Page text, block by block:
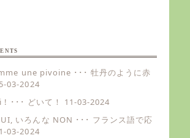
une pivoine ･･･ 牡丹のように赤
03-2024
･･･ どいて！
11-03-2024
いろんな NON ･･･ フランス語で応
03-2024